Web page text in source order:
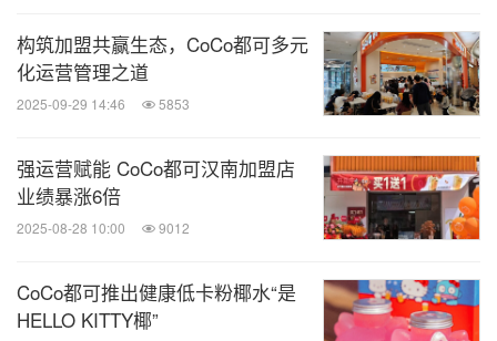
构筑加盟共赢生态，CoCo都可多元
化运营管理之道
2025-09-29 14:46 5853
强运营赋能 CoCo都可汉南加盟店
业绩暴涨6倍
2025-08-28 10:00 9012
CoCo都可推出健康低卡粉椰水“是
HELLO KITTY椰”